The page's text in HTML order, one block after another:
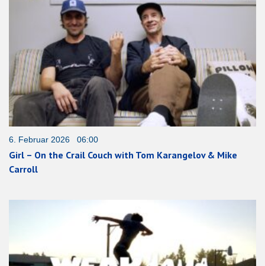
6. Februar 2026 06:00
Girl – On the Crail Couch with Tom Karangelov & Mike
Carroll